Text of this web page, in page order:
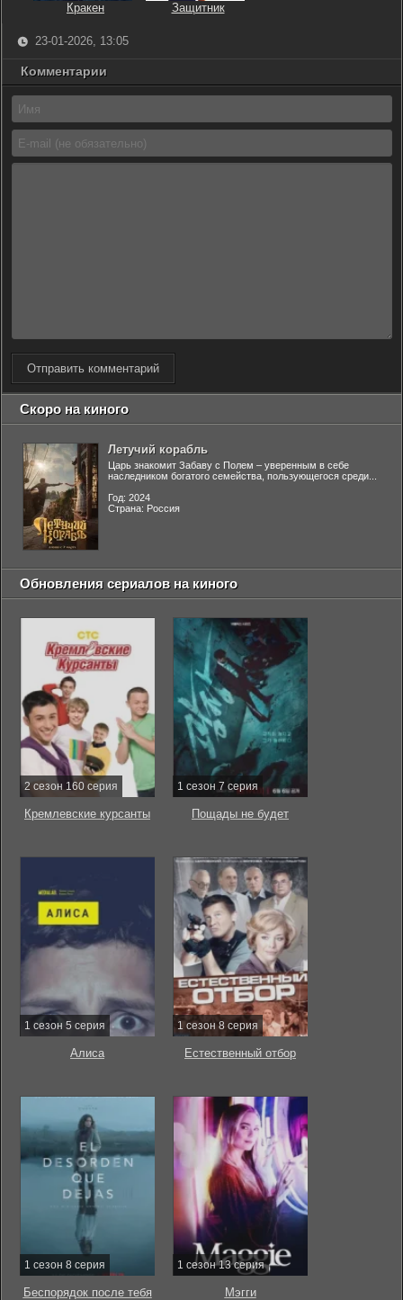
Кракен Защитник
23-01-2026, 13:05
Комментарии
Отправить комментарий
Скоро на киного
Летучий корабль
Царь знакомит Забаву с Полем – уверенным в себе
наследником богатого семейства, пользующегося среди...
Год: 2024
Страна: Россия
Обновления сериалов на киного
2 сезон 160 серия
Кремлевские курсанты
1 сезон 7 серия
Пощады не будет
1 сезон 5 серия
Алиса
1 сезон 8 серия
Естественный отбор
1 сезон 8 серия
Беспорядок после тебя
1 сезон 13 серия
Мэгги